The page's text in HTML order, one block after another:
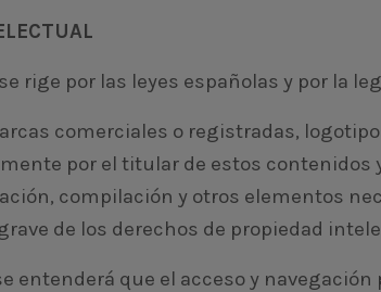
rige por las leyes españolas y por la
comerciales o registradas,
por el titular de estos
compilación y otros elementos
de los derechos de propiedad
entenderá que el acceso y